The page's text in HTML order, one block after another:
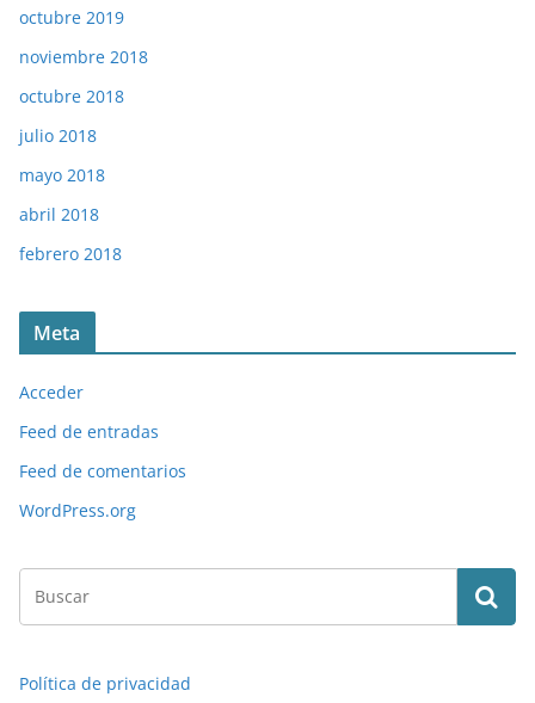
octubre 2019
noviembre 2018
octubre 2018
julio 2018
mayo 2018
abril 2018
febrero 2018
Meta
Acceder
Feed de entradas
Feed de comentarios
WordPress.org
Política de privacidad